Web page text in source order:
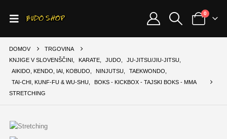
0
DOMOV
TRGOVINA
KNJIGE V SLOVENŠČINI
KARATE, JUDO JU-JITSU/JIU-JITSU
AIKIDO, KENDO, IAI, KOBUDO
NINJUTSU TAEKWONDO
TAI-CHI, KUNF-FU & WU-SHU
BOKS - KICKBOX - TAJSKI BOKS - MMA
STRETCHING